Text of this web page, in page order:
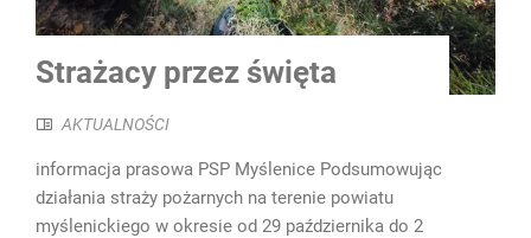
Strażacy przez święta
AKTUALNOŚCI
informacja prasowa PSP Myślenice Podsumowując
działania straży pożarnych na terenie powiatu
myślenickiego w okresie od 29 października do 2